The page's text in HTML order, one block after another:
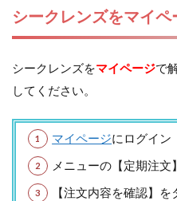
シークレンズをマイ
シークレンズをマイページで
してください。
マイページにログイン
メニューの【定期注文
【注文内容を確認】を